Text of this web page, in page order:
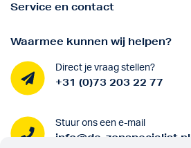
Service en contact
Waarmee kunnen wij helpen?
Direct je vraag stellen?
+31 (0)73 203 22 77
Stuur ons een e-mail
info@de-zonspecialist.nl